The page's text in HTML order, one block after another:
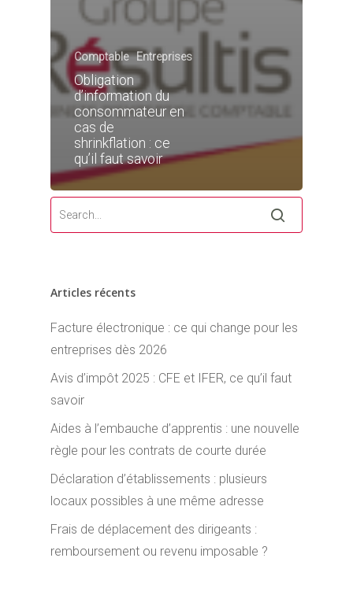
Comptable Entreprises
Obligation
d’information du
consommateur en
cas de
shrinkflation : ce
qu’il faut savoir
Articles récents
Facture électronique : ce qui change pour les
entreprises dès 2026
Avis d’impôt 2025 : CFE et IFER, ce qu’il faut
savoir
Aides à l’embauche d’apprentis : une nouvelle
règle pour les contrats de courte durée
Déclaration d’établissements : plusieurs
locaux possibles à une même adresse
Frais de déplacement des dirigeants :
remboursement ou revenu imposable ?